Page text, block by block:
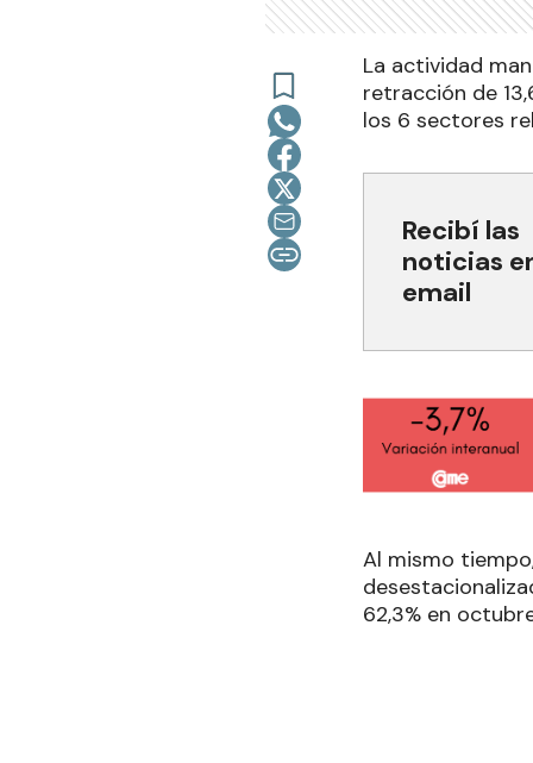
La actividad
retracción de
los 6 sectores
Recibí las
noticias
email
Al mismo
62,3% en